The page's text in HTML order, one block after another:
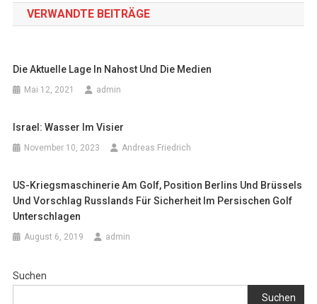
VERWANDTE BEITRÄGE
Die Aktuelle Lage In Nahost Und Die Medien
Mai 12, 2021 admin
Israel: Wasser Im Visier
November 10, 2023 Andreas Friedrich
US-Kriegsmaschinerie Am Golf, Position Berlins Und Brüssels
Und Vorschlag Russlands Für Sicherheit Im Persischen Golf
Unterschlagen
August 6, 2019 admin
Suchen
Suchen